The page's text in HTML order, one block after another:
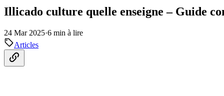
Illicado culture quelle enseigne – Guide
24 Mar 2025·6 min à lire
Articles